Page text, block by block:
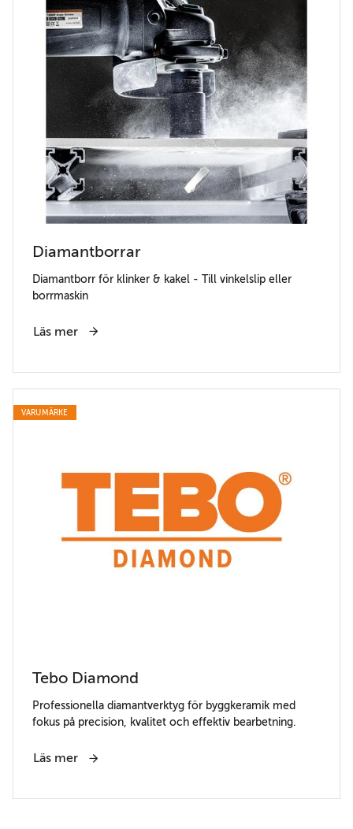
Diamantborrar
Diamantborr för klinker & kakel - Till vinkelslip eller
borrmaskin
Läs mer
VARUMÄRKE
Tebo Diamond
Professionella diamantverktyg för byggkeramik med
fokus på precision, kvalitet och effektiv bearbetning.
Läs mer